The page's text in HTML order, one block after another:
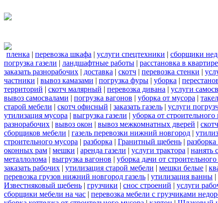
пленка | перевозка шкафа | услуги спецтехники | сборщики
погрузка газели | ландшафтные работы | расстановка в квартире
заказать разнорабочих | доставка | скотч | перевозка стенки |
частники | вывоз камазами | погрузка фуры | уборка |
территорий | скотч малярный | перевозка дивана | услуги
вывоз самосвалами | погрузка вагонов | уборка от мусора |
старой мебели | скотч офисный | заказать газель | услуги
утилизация мусора | выгрузка газели | уборка от строительного
разнорабочих | вывоз окон | вывоз межкомнатных дверей |
сборщиков мебели | газель перевозки нижний новгород |
строительного мусора | разборка | Гранитный щебень |
оконных рам | мешки | аренда газели | услуги трактора | нанять
металлолома | выгрузка вагонов | уборка дачи от
заказать рабочих | утилизация старой мебели | мешки белые |
перевозка грузов нижний новгород газель | утилизация ванны |
Известняковый щебень | грузчики | снос строений | услуги
сборщики мебели на час | перевозка мебели с грузчиками